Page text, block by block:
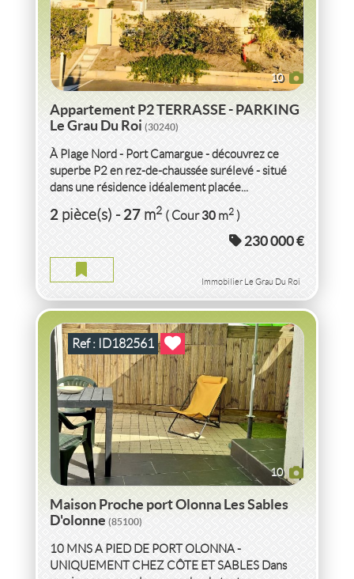
10
Appartement P2 TERRASSE - PARKING
Le Grau Du Roi(30240)
À Plage Nord - Port Camargue - découvrez ce
superbe P2 en rez-de-chaussée surélevé - situé
dans une résidence idéalement placée...
2pièce(s)-27m2 ( Cour30m2)
230 000 €
Immobilier Le Grau Du Roi
10
Ref : ID182561
VENTEMAISONPROCHE PORT OLONNALES
SABLES D'OLONNE(85100)
MAISON PROCHE PORT OLONNA LES SABLES D'OLONNE
2pièce(s)-35m2
Maison Proche port Olonna Les Sables
D'olonne(85100)
10 MNS A PIED DE PORT OLONNA -
UNIQUEMENT CHEZ CÔTE ET SABLES Dans